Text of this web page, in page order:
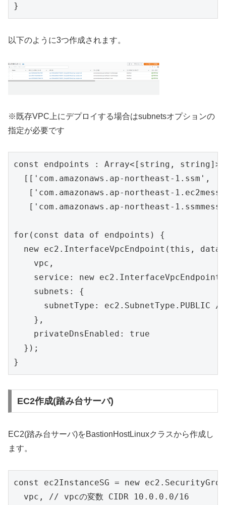
}
以下のように3つ作成されます。
※既存VPC上にデプロイする場合はsubnetsオプションの
指定が必要です
const endpoints : Array<[string, string]>
[['com.amazonaws.ap-northeast-1.ssm',
['com.amazonaws.ap-northeast-
['com.amazonaws.ap-northeast-
for(const data of endpoints) {
new ec2.InterfaceVpcEndpoint(this,
    vpc,
service: new
    subnets: {
subnetType: ec2.SubnetType.PUBLIC //
    },
    privateDnsEnabled: true
  });
}
EC2作成(踏み台サーバ)
EC2(踏み台サーバ)をBastionHostLinuxクラスから作成し
ます。
const ec2InstanceSG = new
  vpc, // vpcの変数 CIDR 10.0.0.0/16